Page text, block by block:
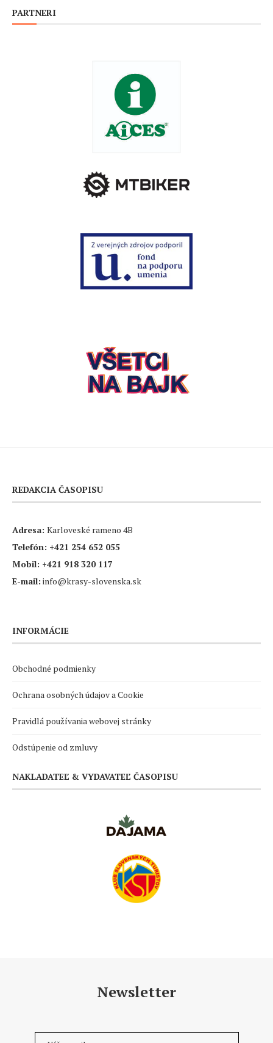
PARTNERI
REDAKCIA ČASOPISU
Adresa: Karloveské rameno 4B
Telefón: +421 254 652 055
Mobil: +421 918 320 117
E-mail: info@krasy-slovenska.sk
INFORMÁCIE
Obchodné podmienky
Ochrana osobných údajov a Cookie
Pravidlá používania webovej stránky
Odstúpenie od zmluvy
NAKLADATEĽ & VYDAVATEĽ ČASOPISU
Newsletter